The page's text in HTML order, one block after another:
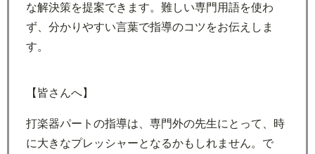
な解決策を提案できます。難しい専門用語を使わ
ず、分かりやすい言葉で指導のコツをお伝えしま
す。
【皆さんへ】
打楽器パートの指導は、専門外の先生にとって、時
に大きなプレッシャーとなるかもしれません。で